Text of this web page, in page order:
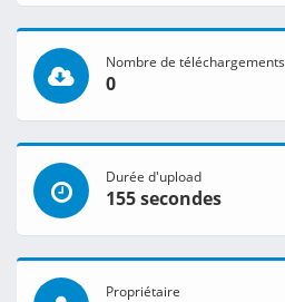
Nombre de téléchargements
0
Durée d'upload
155 secondes
Propriétaire